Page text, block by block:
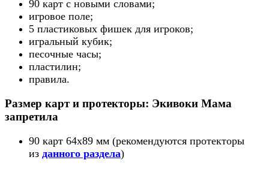
90 карт с новыми словами;
игровое поле;
5 пластиковых фишек для игроков;
игральный кубик;
песочные часы;
пластилин;
правила.
Размер карт и протекторы: Экивоки Мама
запретила
90 карт 64x89 мм (рекомендуются протекторы
из данного раздела)